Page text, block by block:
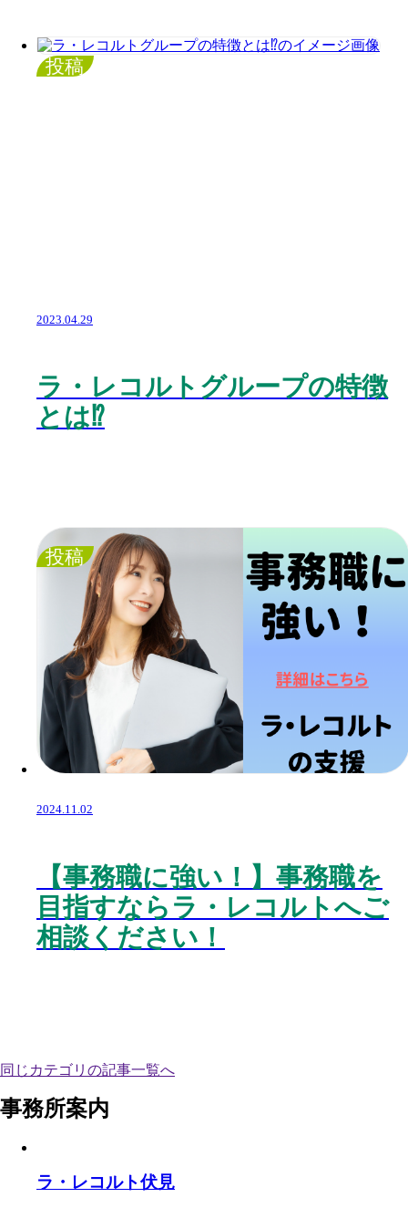
投稿
2023.04.29
ラ・レコルトグループの特徴
とは⁉️
投稿
2024.11.02
【事務職に強い！】事務職を
目指すならラ・レコルトへご
相談ください！
同じカテゴリの記事⼀覧へ
事務所案内
ラ・レコルト伏見